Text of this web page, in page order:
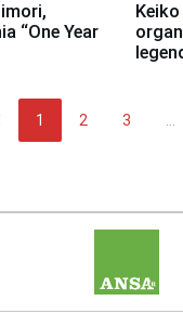
“One Year
1 2 3